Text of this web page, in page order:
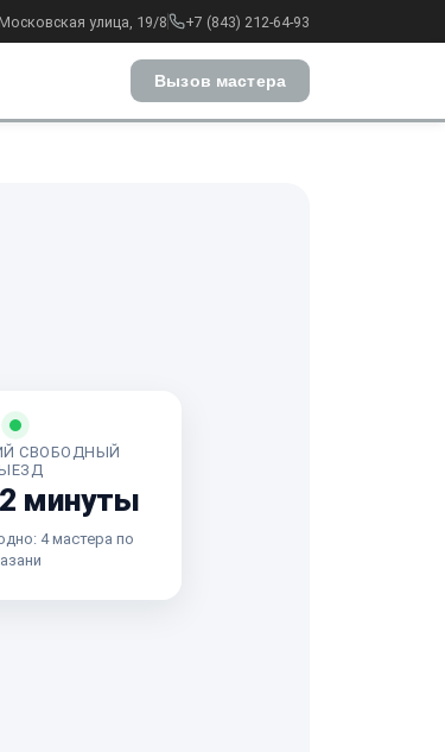
улица, 19/8 +7 (843) 212-64-93
Вызов мастера
СВОБОДНЫЙ
минуты
4 мастера по